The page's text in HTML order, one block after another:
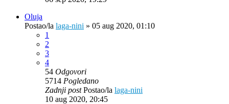
Oluja
Postao/la laga-nini » 05 aug 2020, 01:10
1
2
3
4
54 Odgovori
5714 Pogledano
Zadnji postPostao/la laga-nini
10 aug 2020, 20:45